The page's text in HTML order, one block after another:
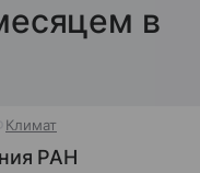
в
Климат
РАН